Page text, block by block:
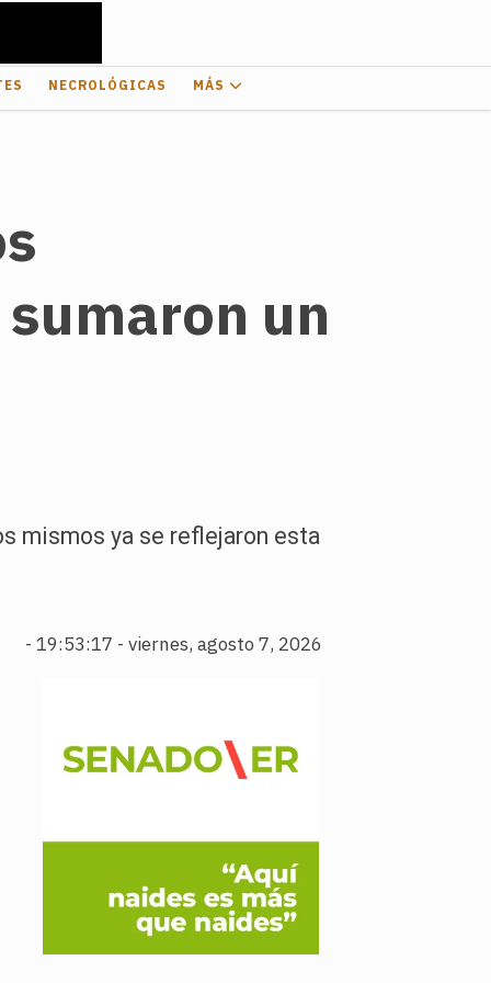
NECROLÓGICAS MÁS
un
mismos ya se reflejaron esta
- 19:53:18 - viernes, agosto 7, 2026